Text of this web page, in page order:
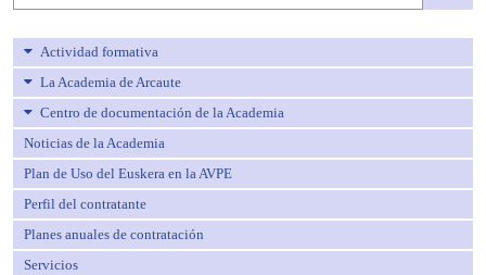
Actividad formativa
La Academia de Arcaute
Centro de documentación de la Academia
Noticias de la Academia
Plan de Uso del Euskera en la AVPE
Perfil del contratante
Planes anuales de contratación
Servicios